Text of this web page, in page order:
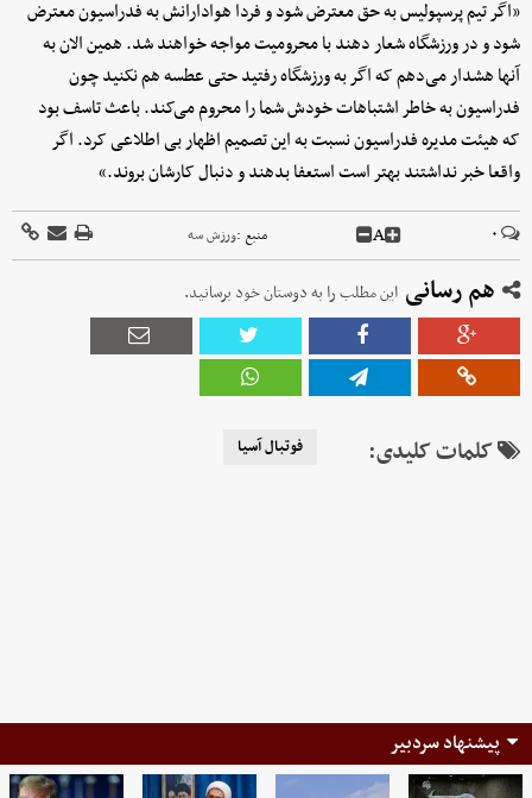
«اگر تیم پرسپولیس به حق معترض شود و فردا هوادارانش به فدراسیون معترض
شود و در ورزشگاه شعار دهند با محرومیت مواجه خواهند شد. همین الان به
آنها هشدار می‌دهم که اگر به ورزشگاه رفتید حتی عطسه هم نکنید چون
فدراسیون به خاطر اشتباهات خودش شما را محروم می‌کند. باعث تاسف بود
که هیئت مدیره فدراسیون نسبت به این تصمیم اظهار بی اطلاعی کرد. اگر
واقعا خبر نداشتند بهتر است استعفا بدهند و دنبال کارشان بروند.»
۰ A منبع :ورزش سه
هم رسانی این مطلب را به دوستان خود برسانید.
کلمات کلیدی: فوتبال آسیا
پیشنهاد سردبیر